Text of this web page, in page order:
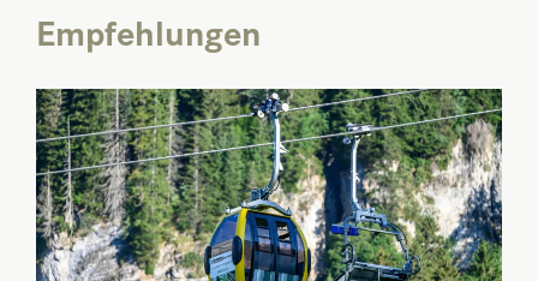
Empfehlungen